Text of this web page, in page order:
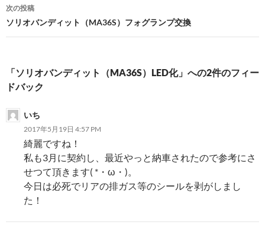
ビ
ゲ
ー
シ
ョ
ン
次の投稿
ソリオバンディット（MA36S）フォグランプ交換
「ソリオバンディット（MA36S）LED化」への2件のフィー
ドバック
いち
2017年5月19日 4:57 PM
綺麗ですね！
私も3月に契約し、最近やっと納車されたので参考にさ
せつて頂きます( *・ω・)。
今日は必死でリアの排ガス等のシールを剥がしまし
た！